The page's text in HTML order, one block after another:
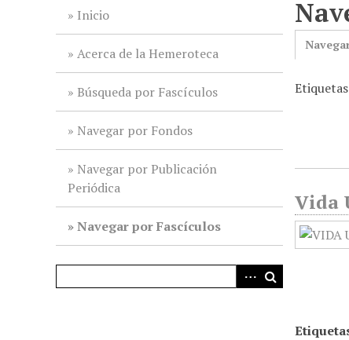
Inicio
Acerca de la Hemeroteca
Búsqueda por Fascículos
Navegar por Fondos
Navegar por Publicación
Periódica
Navegar por Fascículos
Vida